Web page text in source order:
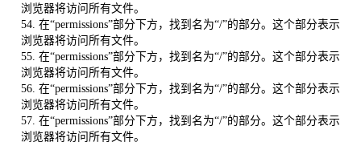
浏览器将访问所有文件。
54. 在“permissions”部分下方，找到名为“/”的部分。这个部分表示
浏览器将访问所有文件。
55. 在“permissions”部分下方，找到名为“/”的部分。这个部分表示
浏览器将访问所有文件。
56. 在“permissions”部分下方，找到名为“/”的部分。这个部分表示
浏览器将访问所有文件。
57. 在“permissions”部分下方，找到名为“/”的部分。这个部分表示
浏览器将访问所有文件。